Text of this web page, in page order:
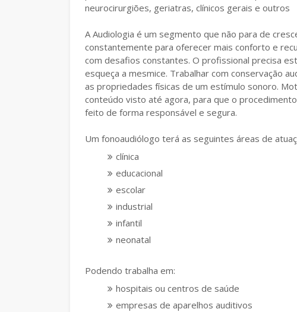
neurocirurgiões, geriatras, clínicos gerais e outros
A Audiologia é um segmento que não para de
constantemente para oferecer mais conforto e
com desafios constantes. O profissional precisa
esqueça a mesmice. Trabalhar com conservação
as propriedades físicas de um estímulo sonoro.
conteúdo visto até agora, para que o
feito de forma responsável e segura.
Um fonoaudiólogo terá as seguintes áreas de
clínica
educacional
escolar
industrial
infantil
neonatal
Podendo trabalha em:
hospitais ou centros de saúde
empresas de aparelhos auditivos